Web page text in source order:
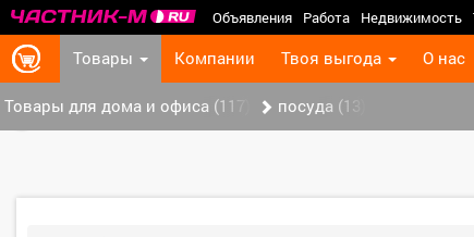
Объявления Работа Недвижимость
Товары Компании Твоя выгода О нас
Товары для дома и офиса (117) посуда (13)
‹